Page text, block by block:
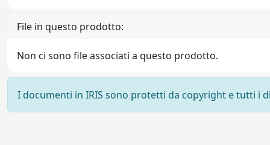
File in questo prodotto:
Non ci sono file associati a questo prodotto.
I documenti in IRIS sono protetti da copyright e tutti i